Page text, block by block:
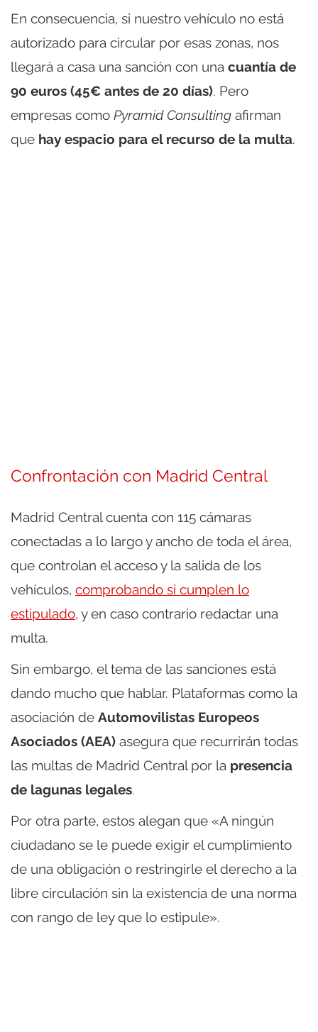
En consecuencia, si nuestro vehículo no está
autorizado para circular por esas zonas, nos
llegará a casa una sanción con una cuantía de
90 euros (45€ antes de 20 días). Pero
empresas como Pyramid Consulting afirman
que hay espacio para el recurso de la multa.
Confrontación con Madrid Central
Madrid Central cuenta con 115 cámaras
conectadas a lo largo y ancho de toda el área,
que controlan el acceso y la salida de los
vehículos, comprobando si cumplen lo
estipulado, y en caso contrario redactar una
multa.
Sin embargo, el tema de las sanciones está
dando mucho que hablar. Plataformas como la
asociación de Automovilistas Europeos
Asociados (AEA) asegura que recurrirán todas
las multas de Madrid Central por la presencia
de lagunas legales.
Por otra parte, estos alegan que «A ningún
ciudadano se le puede exigir el cumplimiento
de una obligación o restringirle el derecho a la
libre circulación sin la existencia de una norma
con rango de ley que lo estipule».